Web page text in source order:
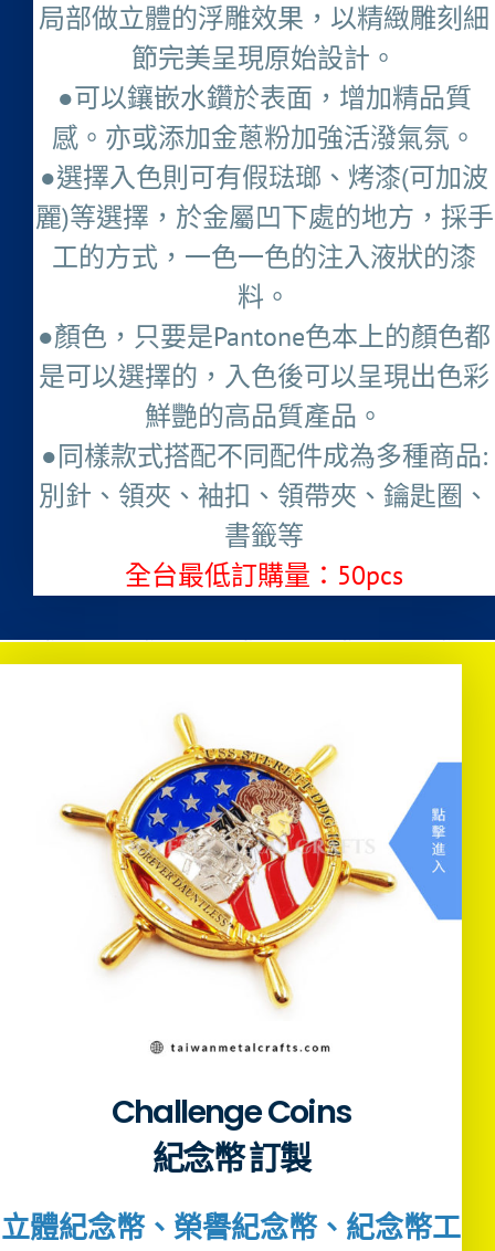
局部做立體的浮雕效果，以精緻雕刻細
節完美呈現原始設計。
●可以鑲嵌水鑽於表面，增加精品質
感。亦或添加金蔥粉加強活潑氣氛。
●選擇入色則可有假琺瑯、烤漆(可加波
麗)等選擇，於金屬凹下處的地方，採手
工的方式，一色一色的注入液狀的漆
料。
●顏色，只要是Pantone色本上的顏色都
是可以選擇的，入色後可以呈現出色彩
鮮艷的高品質產品。
●同樣款式搭配不同配件成為多種商品:
別針、領夾、袖扣、領帶夾、鑰匙圈、
書籤等
全台最低訂購量：50pcs
Challenge Coins
紀念幣 訂製
立體紀念幣、榮譽紀念幣、紀念幣工